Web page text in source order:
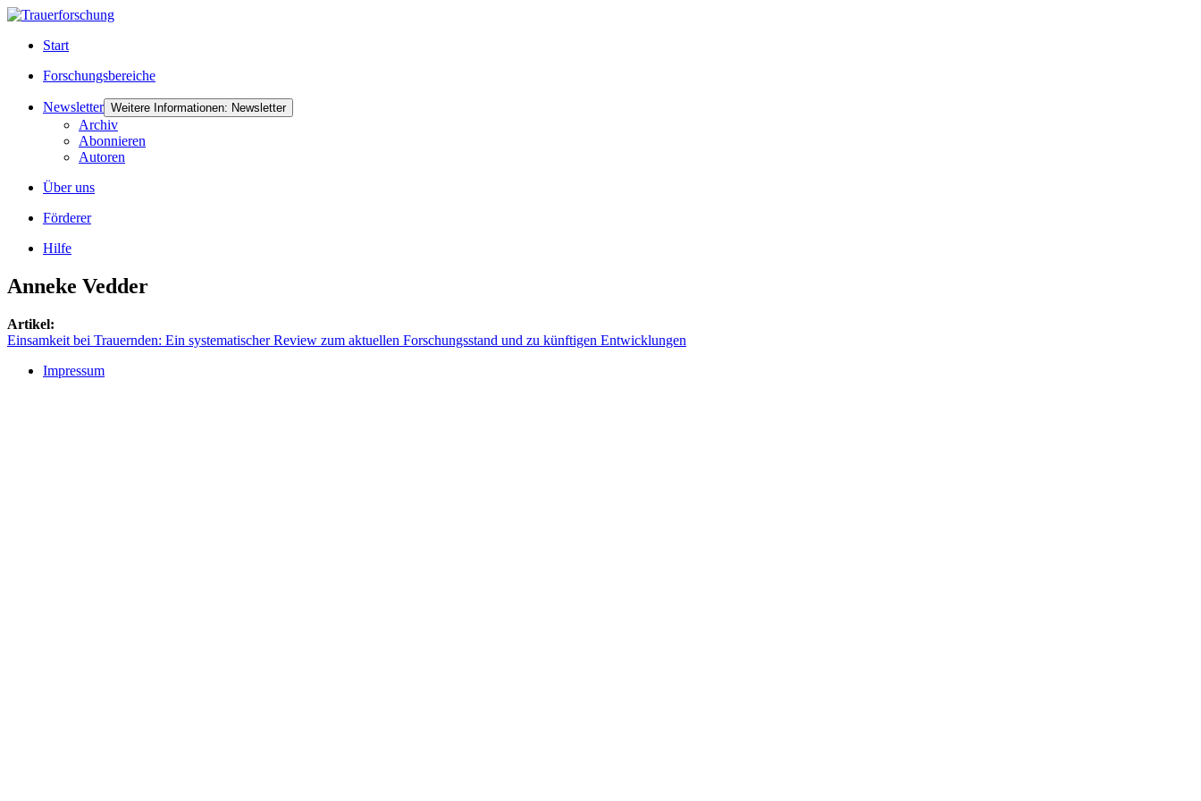
Start
Forschungsbereiche
Newsletter Weitere Informationen: Newsletter
Archiv
Abonnieren
Autoren
Über uns
Förderer
Hilfe
Anneke Vedder
Artikel:
Einsamkeit bei Trauernden: Ein systematischer Review zum aktuellen Forschungsstand und zu künftigen Entwicklungen
Impressum